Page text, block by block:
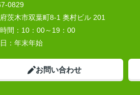
0829
茨木市双葉町8-1 奥村ビル 201
間： 10：00～19：00
： 年末年始
お問い合わせ